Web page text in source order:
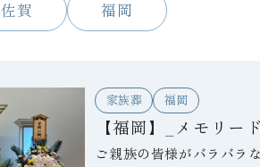
佐賀 福岡
家族葬 福岡
【福岡】_メモリー
ご親族の皆様がバラバラ